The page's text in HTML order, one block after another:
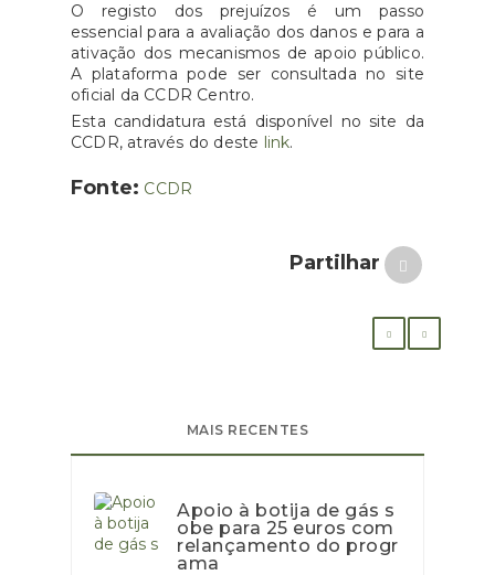
O registo dos prejuízos é um passo
essencial para a avaliação dos danos e para a
ativação dos mecanismos de apoio público.
A plataforma pode ser consultada no site
oficial da CCDR Centro.
Esta candidatura está disponível no site da
CCDR, através do deste link.
Fonte: CCDR
Partilhar
MAIS RECENTES
Apoio à botija de gás s
obe para 25 euros com
relançamento do progr
ama